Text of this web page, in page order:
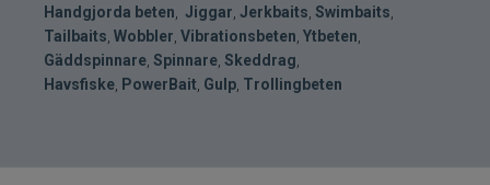
Handgjorda beten Jiggar Jerkbaits Swimbaits
Tailbaits Wobbler Vibrationsbeten Ytbeten
Gäddspinnare Spinnare Skeddrag
Havsfiske PowerBait Gulp Trollingbeten